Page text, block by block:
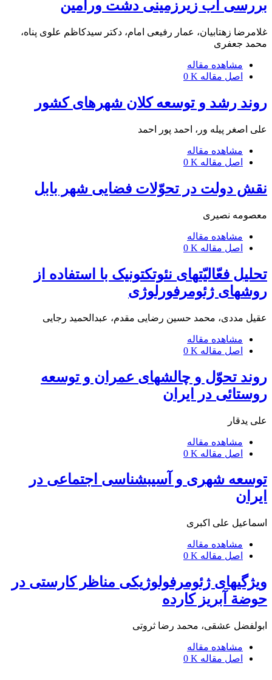
بررسی آب زیرزمینی دشت ورامین
غلامرضا زهتابیان، عمار رفیعی امام، دکتر سیدکاظم علوی پناه،
محمد جعفری
مشاهده مقاله
اصل مقاله 0 K
روند رشد و توسعه کلان شهرهای کشور
علی اصغر پیله ور، احمد پور احمد
مشاهده مقاله
اصل مقاله 0 K
نقش دولت در تحوّلات فضایی شهر بابل
معصومه نصیری
مشاهده مقاله
اصل مقاله 0 K
تحلیل فعّالیّت‎های نئوتکتونیک با استفاده از
روش‎های ژئومرفورلوژی
عقیل مددی، محمد حسین رضایی مقدم، عبدالحمید رجایی
مشاهده مقاله
اصل مقاله 0 K
روند تحوّل و چالش‎های عمران و توسعه
روستائی در ایران
علی یدقار
مشاهده مقاله
اصل مقاله 0 K
توسعه شهری و آسیب‎شناسی اجتماعی در
ایران
اسماعیل علی اکبری
مشاهده مقاله
اصل مقاله 0 K
ویژگی‎های ژئومرفولوژیکی مناظر کارستی در
حوضة آبریز کارده
ابولفضل عشقی، محمد رضا ثروتی
مشاهده مقاله
اصل مقاله 0 K